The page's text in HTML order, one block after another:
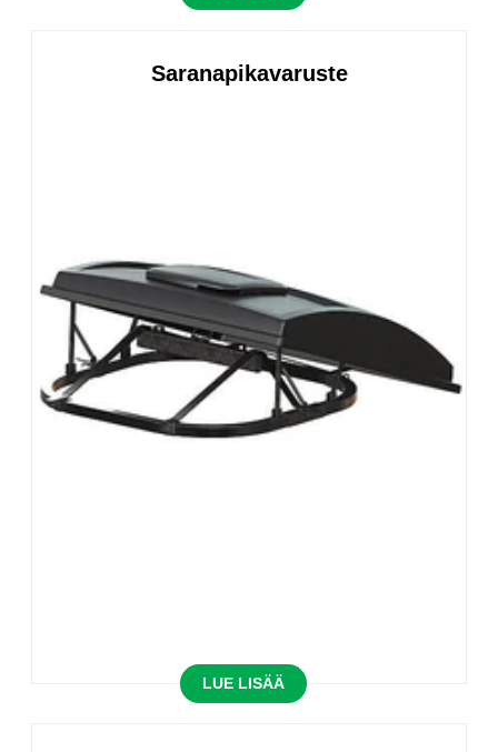
Saranapikavaruste
LUE LISÄÄ